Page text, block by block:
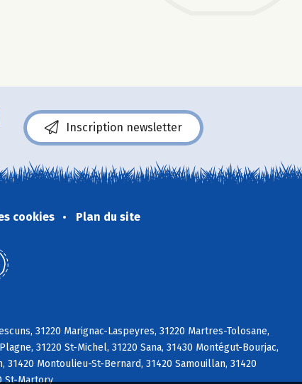
Inscription newsletter
cookies Plan du site
31220 Marignac-Laspeyres, 31220 Martres-Tolosane,
31220 St-Michel, 31220 Sana, 31430 Montégut-Bourjac,
31420 Montoulieu-St-Bernard, 31420 Samouillan, 31420
St-Martory